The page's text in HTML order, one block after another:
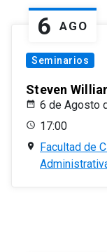
6 AGO
Seminarios
Steven
6 de Agosto
17:00
Facultad de